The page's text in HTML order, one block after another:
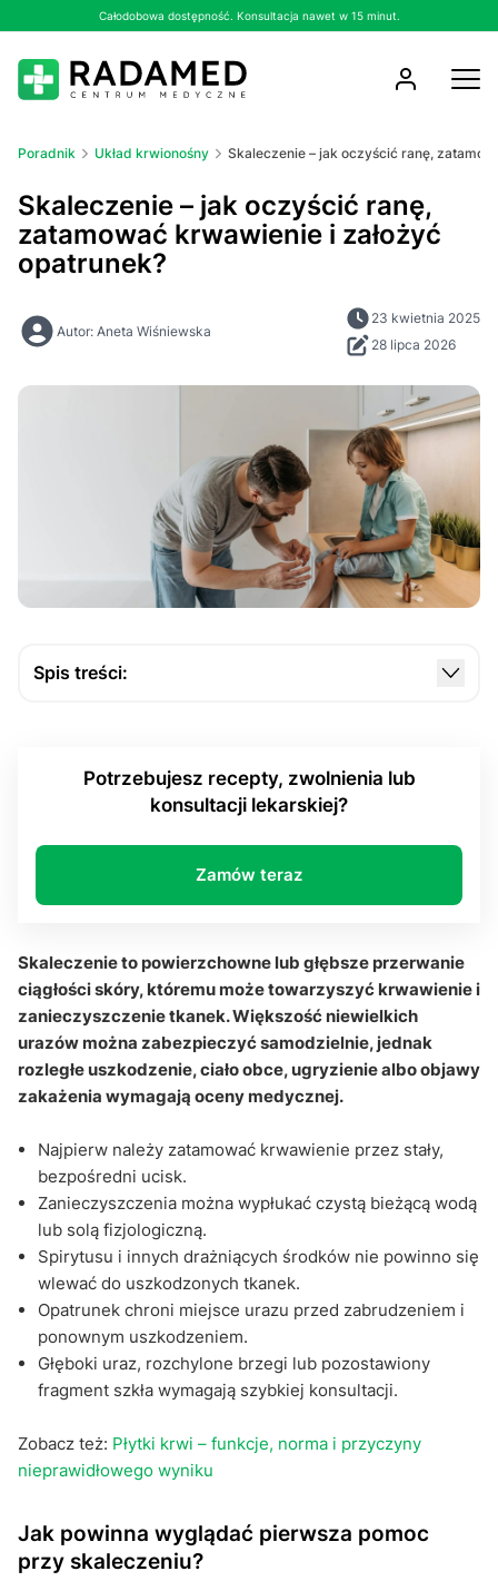
Całodobowa dostępność. Konsultacja nawet w 15 minut.
Poradnik Układ krwionośny Skaleczenie – jak oczyścić ranę,
Skaleczenie – jak oczyścić ranę,
zatamować krwawienie i założyć
opatrunek?
Autor: Aneta Wiśniewska
23 kwietnia 2025
28 lipca 2026
Spis treści:
Czym wykonać przemywanie rany i czy
dezynfekcja rany jest konieczna?
Kiedy rana wymaga konsultacji lekarskiej?
Jak rozpoznać zakażenie rany i prawidłowo
Skaleczenie: pytania i odpowiedzi
Potrzebujesz recepty, zwolnienia lub
konsultacji lekarskiej?
Zamów teraz
Skaleczenie to powierzchowne lub głębsze przerwanie
ciągłości skóry, któremu może towarzyszyć krwawienie i
zanieczyszczenie tkanek. Większość niewielkich
urazów można zabezpieczyć samodzielnie, jednak
rozległe uszkodzenie, ciało obce, ugryzienie albo objawy
zakażenia wymagają oceny medycznej.
Najpierw należy zatamować krwawienie przez stały,
bezpośredni ucisk.
Zanieczyszczenia można wypłukać czystą bieżącą wodą
lub solą fizjologiczną.
Spirytusu i innych drażniących środków nie powinno się
wlewać do uszkodzonych tkanek.
Opatrunek chroni miejsce urazu przed zabrudzeniem i
ponownym uszkodzeniem.
Głęboki uraz, rozchylone brzegi lub pozostawiony
fragment szkła wymagają szybkiej konsultacji.
Zobacz też: Płytki krwi – funkcje, norma i przyczyny
nieprawidłowego wyniku
Jak powinna wyglądać pierwsza pomoc
przy skaleczeniu?